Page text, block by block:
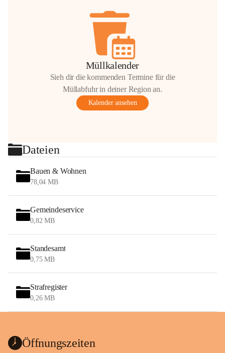
Müllkalender
Sieh dir die kommenden Termine für die
Müllabfuhr in deiner Region an.
Kalender ansehen
Dateien
Bauen & Wohnen
78,04 MB
Gemeindeservice
0,82 MB
Standesamt
0,75 MB
Strafregister
0,26 MB
Öffnungszeiten